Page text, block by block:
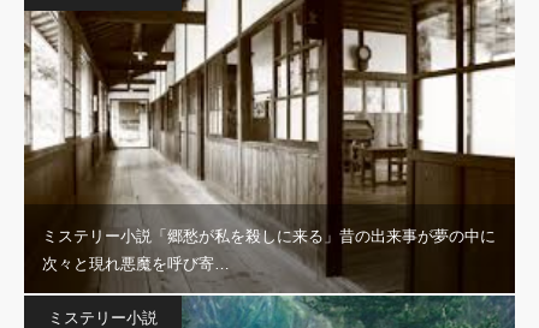
ミステリー小説「郷愁が私を殺しに来る」昔の出来事が夢の中に
次々と現れ悪魔を呼び寄…
ミステリー小説